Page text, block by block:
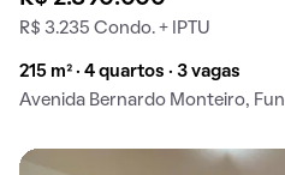
R$ 3.235 Condo. + IPTU
215 m² · 4 quartos · 3 vagas
Avenida Bernardo Monteiro,